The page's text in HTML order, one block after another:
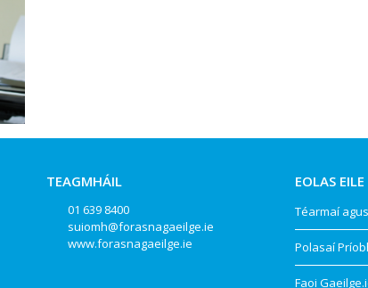
TEAGMHÁIL
01 639 8400
suiomh@forasnagaeilge.ie
www.forasnagaeilge.ie
EOLAS EILE
Téarmaí
Polasaí
Faoi